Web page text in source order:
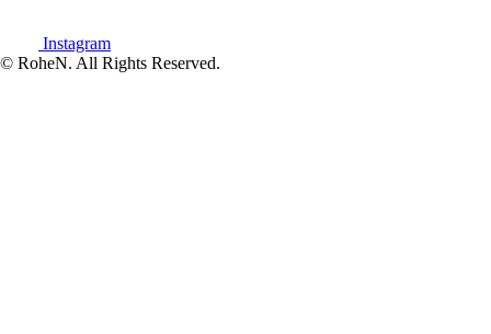
Instagram
© RoheN. All Rights Reserved.